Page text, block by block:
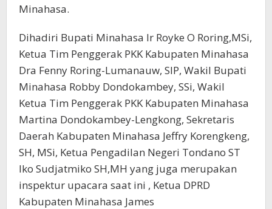
Minahasa.
Dihadiri Bupati Minahasa Ir Royke O Roring,MSi,
Ketua Tim Penggerak PKK Kabupaten Minahasa
Dra Fenny Roring-Lumanauw, SIP, Wakil Bupati
Minahasa Robby Dondokambey, SSi, Wakil
Ketua Tim Penggerak PKK Kabupaten Minahasa
Martina Dondokambey-Lengkong, Sekretaris
Daerah Kabupaten Minahasa Jeffry Korengkeng,
SH, MSi, Ketua Pengadilan Negeri Tondano ST
Iko Sudjatmiko SH,MH yang juga merupakan
inspektur upacara saat ini , Ketua DPRD
Kabupaten Minahasa James